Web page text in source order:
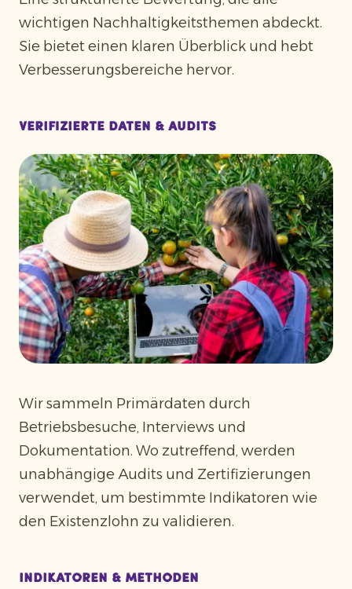
wichtigen Nachhaltigkeitsthemen abdeckt.
Sie bietet einen klaren Überblick und hebt
Verbesserungsbereiche hervor.
Verifizierte Daten & Audits
Wir sammeln Primärdaten durch
Betriebsbesuche, Interviews und
Dokumentation. Wo zutreffend, werden
unabhängige Audits und Zertifizierungen
verwendet, um bestimmte Indikatoren wie
den Existenzlohn zu validieren.
Indikatoren & Methoden